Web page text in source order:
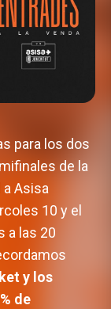
para los dos
de la
a Asisa
10 y el
a las 20
y los
de